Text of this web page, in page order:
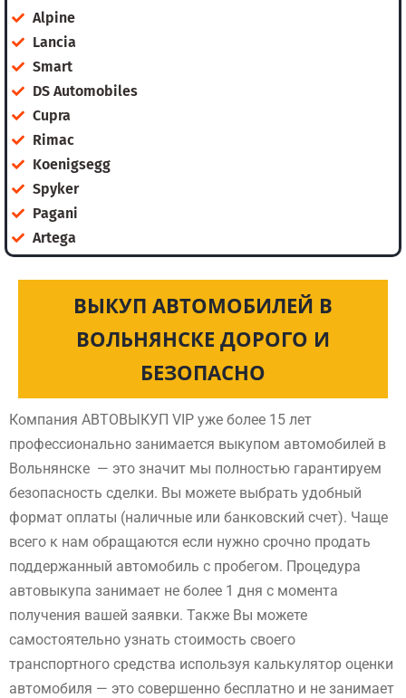
Alpine
Lancia
Smart
DS Automobiles
Cupra
Rimac
Koenigsegg
Spyker
Pagani
Artega
ВЫКУП АВТОМОБИЛЕЙ В
ВОЛЬНЯНСКЕ ДОРОГО И
БЕЗОПАСНО
Компания АВТОВЫКУП VIP уже более 15 лет
профессионально занимается выкупом автомобилей в
Вольнянске — это значит мы полностью гарантируем
безопасность сделки. Вы можете выбрать удобный
формат оплаты (наличные или банковский счет). Чаще
всего к нам обращаются если нужно срочно продать
поддержанный автомобиль с пробегом. Процедура
автовыкупа занимает не более 1 дня с момента
получения вашей заявки. Также Вы можете
самостоятельно узнать стоимость своего
транспортного средства используя калькулятор оценки
автомобиля — это совершенно бесплатно и не занимает